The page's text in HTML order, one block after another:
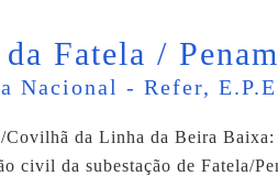
da Fatela /
Nacional - Refer,
Covilhã da Linha da Beira Baixa:
civil da subestação de Fatela/